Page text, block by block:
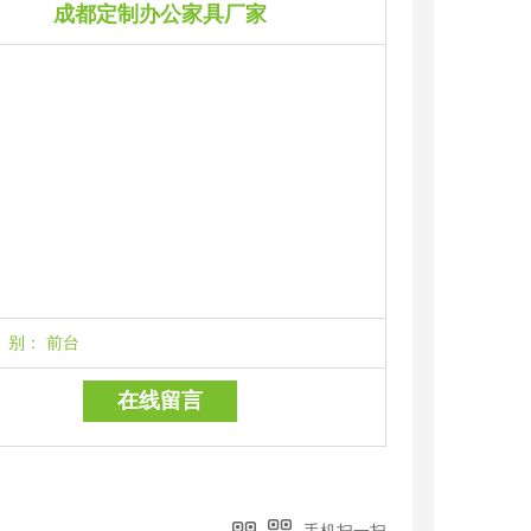
成都定制办公家具厂家
： 前台
在线留言